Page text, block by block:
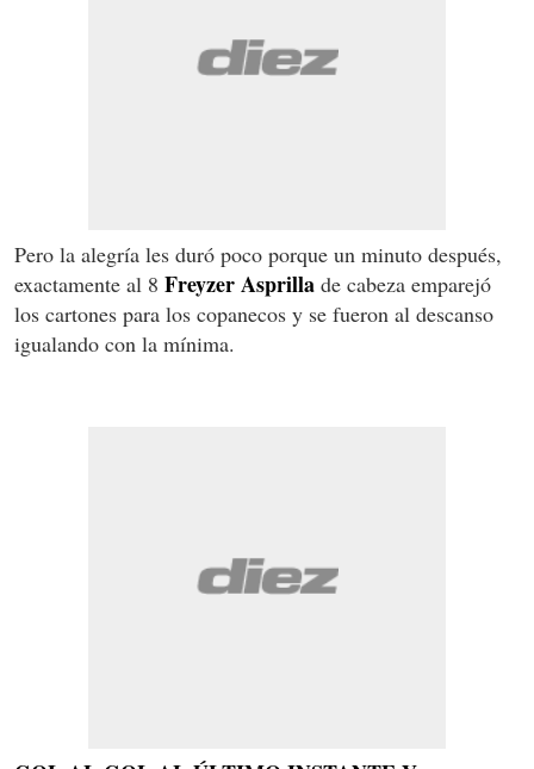
Pero la alegría les duró poco porque un minuto después,
exactamente al 8 Freyzer Asprilla de cabeza emparejó
los cartones para los copanecos y se fueron al descanso
igualando con la mínima.